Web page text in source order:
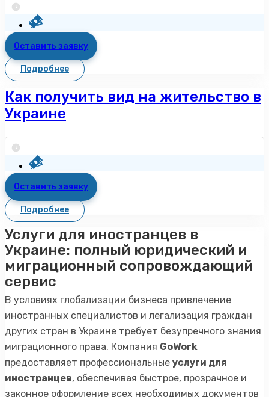
Оставить заявку
Подробнее
Как получить вид на жительство в
Украине
Оставить заявку
Подробнее
Услуги для иностранцев в
Украине: полный юридический и
миграционный сопровождающий
сервис
В условиях глобализации бизнеса привлечение
иностранных специалистов и легализация граждан
других стран в Украине требует безупречного знания
миграционного права. Компания GoWork
предоставляет профессиональные услуги для
иностранцев, обеспечивая быстрое, прозрачное и
законное оформление всех необходимых документов